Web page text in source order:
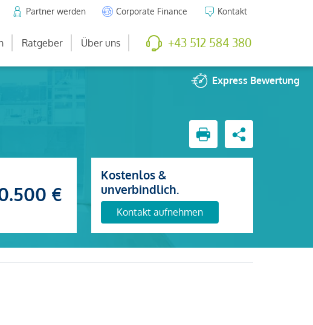
Partner werden Corporate Finance Kontakt
Ratgeber Über uns +43 512 584 380
Express Bewertung
€
Kostenlos &
unverbindlich.
Kontakt aufnehmen